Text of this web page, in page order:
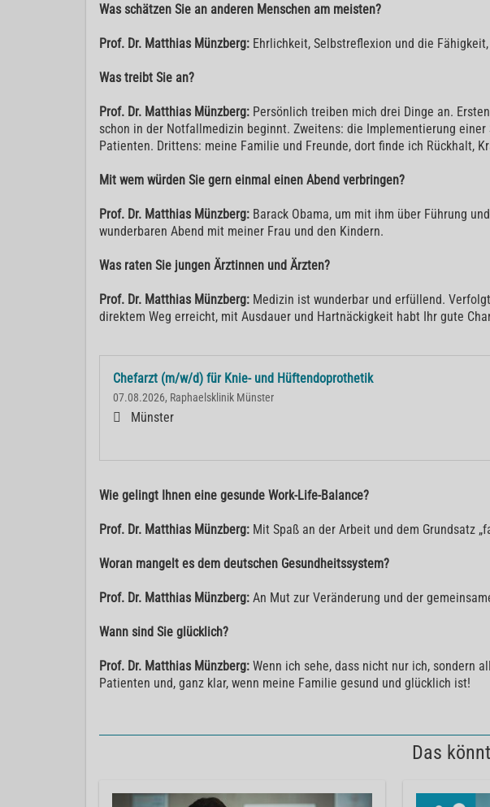
Was schätzen Sie an anderen Menschen am meisten?
Prof. Dr. Matthias Münzberg: Ehrlichkeit, Selbstreflexion und die
Was treibt Sie an?
Prof. Dr. Matthias Münzberg: Persönlich treiben mich drei Dinge an.
schon in der Notfallmedizin beginnt. Zweitens: die Implementierung
Patienten. Drittens: meine Familie und Freunde, dort finde ich Rückhalt,
Mit wem würden Sie gern einmal einen Abend verbringen?
Prof. Dr. Matthias Münzberg: Barack Obama, um mit ihm über Führung
wunderbaren Abend mit meiner Frau und den Kindern.
Was raten Sie jungen Ärztinnen und Ärzten?
Prof. Dr. Matthias Münzberg: Medizin ist wunderbar und erfüllend.
direktem Weg erreicht, mit Ausdauer und Hartnäckigkeit habt Ihr gute
Chefarzt (m/w/d) für Knie- und Hüftendoprothetik
07.08.2026, Raphaelsklinik Münster
Münster
Wie gelingt Ihnen eine gesunde Work-Life-Balance?
Prof. Dr. Matthias Münzberg: Mit Spaß an der Arbeit und dem Grundsatz
Woran mangelt es dem deutschen Gesundheitssystem?
Prof. Dr. Matthias Münzberg: An Mut zur Veränderung und der
Wann sind Sie glücklich?
Prof. Dr. Matthias Münzberg: Wenn ich sehe, dass nicht nur ich, sondern
Patienten und, ganz klar, wenn meine Familie gesund und glücklich ist!
Das